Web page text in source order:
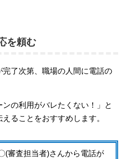
を頼む
了次第、職場の人間に電話の
ンの利用がバレたくない！」と
ることをおすすめします。
(審査担当者)さんから電話が